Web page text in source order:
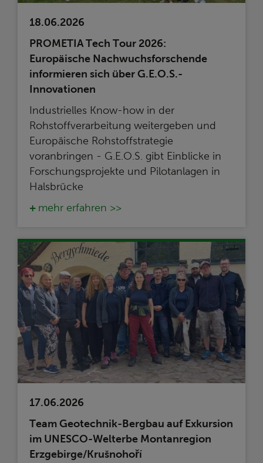
18.06.2026
PROMETIA Tech Tour 2026:
Europäische Nachwuchsforschende
informieren sich über G.E.O.S.-
Innovationen
Industrielles Know-how in der
Rohstoffverarbeitung weitergeben und
Europäische Rohstoffstrategie
voranbringen - G.E.O.S. gibt Einblicke in
Forschungsprojekte und Pilotanlagen in
Halsbrücke
mehr erfahren >>
17.06.2026
Team Geotechnik-Bergbau auf Exkursion
im UNESCO-Welterbe Montanregion
Erzgebirge/Krušnohoří